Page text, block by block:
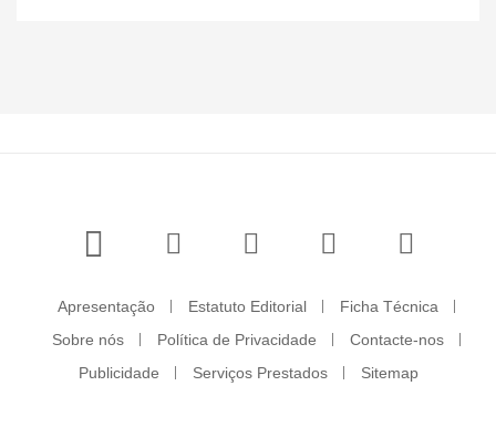
Apresentação Estatuto Editorial
Ficha Técnica
Sobre nós
Política de Privacidade
Contacte-nos
Publicidade
Serviços Prestados Sitemap